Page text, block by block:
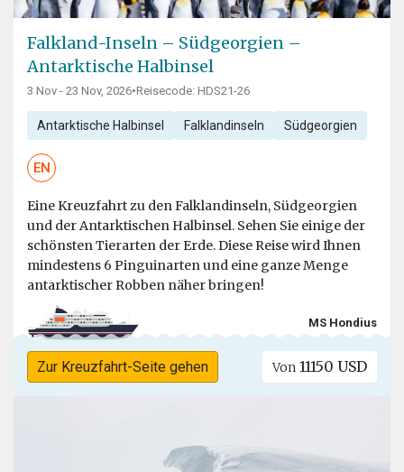
Falkland-Inseln – Südgeorgien –
Antarktische Halbinsel
3 Nov - 23 Nov, 2026•Reisecode: HDS21-26
Antarktische Halbinsel Falklandinseln Südgeorgien
EN
Eine Kreuzfahrt zu den Falklandinseln, Südgeorgien
und der Antarktischen Halbinsel. Sehen Sie einige der
schönsten Tierarten der Erde. Diese Reise wird Ihnen
mindestens 6 Pinguinarten und eine ganze Menge
antarktischer Robben näher bringen!
MS Hondius
Zur Kreuzfahrt-Seite gehen Von 11150 USD